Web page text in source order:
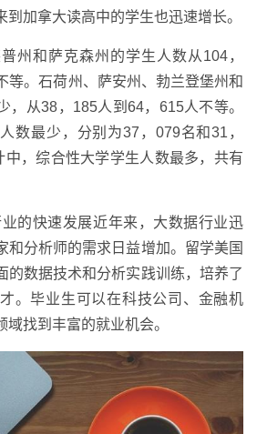
加拿大读高中的学生也迅速增长。
州和萨克森州的学生人数从104，
等。石荷州、萨安州、勃兰登堡州和
，从38，185人到64，615人不等。
数最少，分别为37，079名和31，
，综合性大学学生人数最多，共有
的快速发展近年来，大数据行业迅
和分析师的需求日益增加。留学美国
的数据技术和分析实践训练，培养了
。毕业生可以在科技公司、金融机
找到丰富的就业机会。